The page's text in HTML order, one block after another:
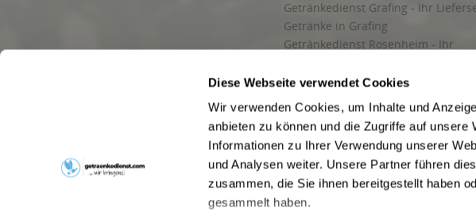
Diese Webseite verwendet Cookies
Wir verwenden Cookies, um Inhalte und
anbieten zu können und die Zugriffe auf
Informationen zu Ihrer Verwendung unserer
und Analysen weiter. Unsere Partner führen
zusammen, die Sie ihnen bereitgestellt haben
gesammelt haben.
Getränkedienst Grafing - Ihr
Getränke in Grafing
Getränkedienst Rosenheim - Ihr
und Umgebung
Getränkelieferung in Starnberg
Liefergebiet
Lieferservice für Getränke
Wir liefern Getränke
Kontakt
Newsletter